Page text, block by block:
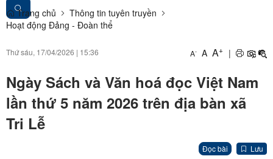
Trang chủ
Thông tin tuyên truyền
Hoạt động Đảng - Đoàn thể
Thứ sáu, 17/04/2026 | 15:36 A- A A+ |
Ngày Sách và Văn hoá đọc Việt Nam
lần thứ 5 năm 2026 trên địa bàn xã
Tri Lễ
Đọc bài Lưu